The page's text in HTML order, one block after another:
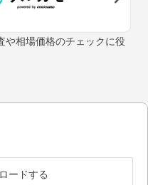
や相場価格のチェックに役
ードする